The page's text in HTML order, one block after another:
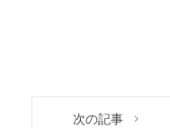
次の記事